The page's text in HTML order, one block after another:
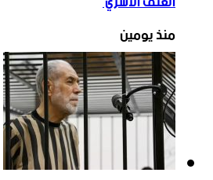
منذ يومين